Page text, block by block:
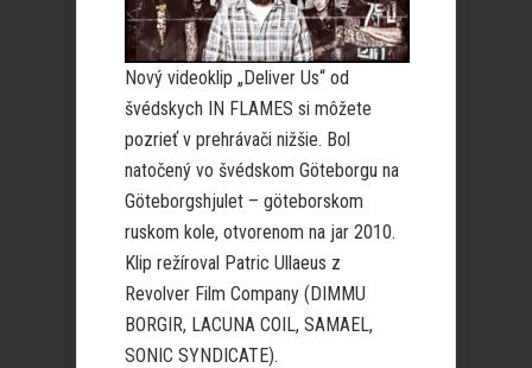
Nový videoklip „Deliver Us“ od
švédskych IN FLAMES si môžete
pozrieť v prehrávači nižšie. Bol
natočený vo švédskom Göteborgu na
Göteborgshjulet – göteborskom
ruskom kole, otvorenom na jar 2010.
Klip režíroval Patric Ullaeus z
Revolver Film Company (DIMMU
BORGIR, LACUNA COIL, SAMAEL,
SONIC SYNDICATE).